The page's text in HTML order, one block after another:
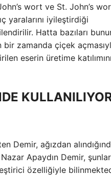
wort ve St. John’s
yaralarını iyileştirdiği
Hatta bazıları
bir zamanda çiçek
eserin üretime
ağızdan
Apaydın Demir,
özelliğiyle